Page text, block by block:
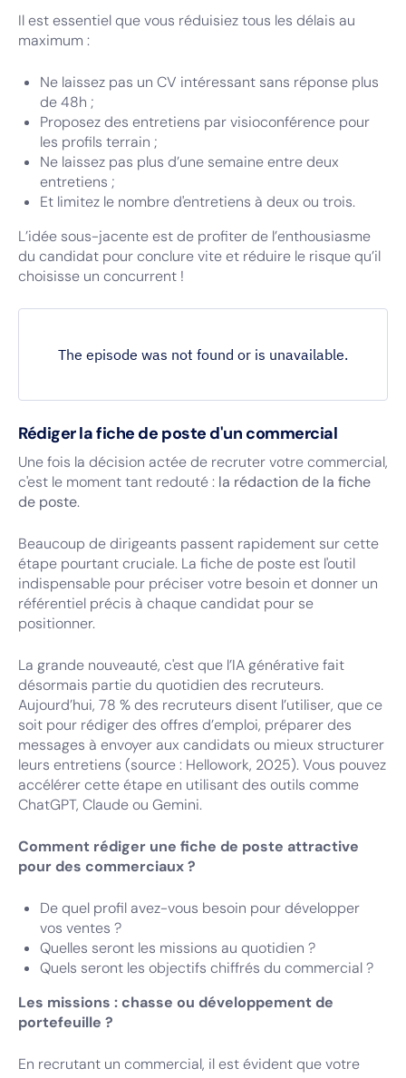
Il est essentiel que vous réduisiez tous les délais au
maximum :
Ne laissez pas un CV intéressant sans réponse plus
de 48h ;
Proposez des entretiens par visioconférence pour
les profils terrain ;
Ne laissez pas plus d’une semaine entre deux
entretiens ;
Et limitez le nombre d'entretiens à deux ou trois.
L’idée sous-jacente est de profiter de l’enthousiasme
du candidat pour conclure vite et réduire le risque qu’il
choisisse un concurrent !
Rédiger la fiche de poste d'un commercial
Une fois la décision actée de recruter votre commercial,
c'est le moment tant redouté : la rédaction de la fiche
de poste.
Beaucoup de dirigeants passent rapidement sur cette
étape pourtant cruciale. La fiche de poste est l'outil
indispensable pour préciser votre besoin et donner un
référentiel précis à chaque candidat pour se
positionner.
La grande nouveauté, c'est que l’IA générative fait
désormais partie du quotidien des recruteurs.
Aujourd’hui, 78 % des recruteurs disent l’utiliser, que ce
soit pour rédiger des offres d’emploi, préparer des
messages à envoyer aux candidats ou mieux structurer
leurs entretiens (source : Hellowork, 2025). Vous pouvez
accélérer cette étape en utilisant des outils comme
ChatGPT, Claude ou Gemini.
Comment rédiger une fiche de poste attractive
pour des commerciaux ?
De quel profil avez-vous besoin pour développer
vos ventes ?
Quelles seront les missions au quotidien ?
Quels seront les objectifs chiffrés du commercial ?
Les missions : chasse ou développement de
portefeuille ?
En recrutant un commercial, il est évident que votre